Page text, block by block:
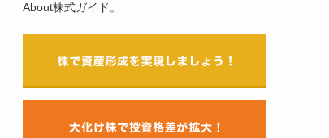
About株式ガイド。